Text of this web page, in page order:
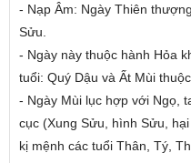
- Nạp Âm: Ngày Thiên
Sửu.
- Ngày này thuộc hành Hỏa
tuổi: Quý Dậu và Ất Mùi
- Ngày Mùi lục hợp với Ngọ,
cục (Xung Sửu, hình Sửu,
kị mệnh các tuổi Thân, Tý,